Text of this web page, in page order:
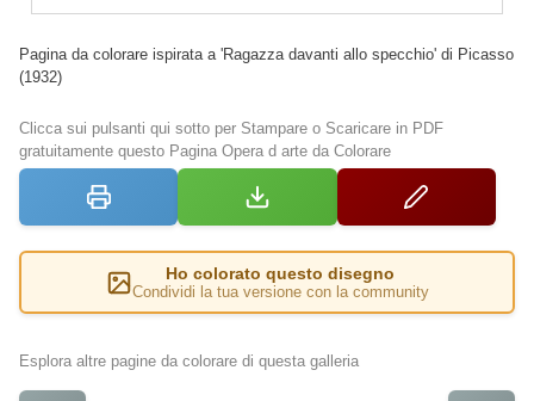
Pagina da colorare ispirata a 'Ragazza davanti allo specchio' di Picasso
(1932)
Clicca sui pulsanti qui sotto per Stampare o Scaricare in PDF
gratuitamente questo Pagina Opera d arte da Colorare
Ho colorato questo disegno
Condividi la tua versione con la community
Esplora altre pagine da colorare di questa galleria